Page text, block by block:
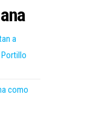
a
como